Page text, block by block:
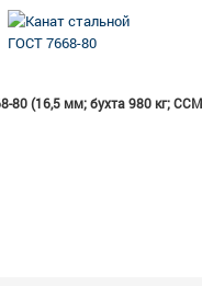
80 (16,5 мм; бухта 980 кг;